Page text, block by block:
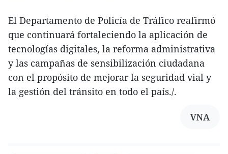
El Departamento de Policía de Tráfico reafirmó
que continuará fortaleciendo la aplicación de
tecnologías digitales, la reforma administrativa
y las campañas de sensibilización ciudadana
con el propósito de mejorar la seguridad vial y
la gestión del tránsito en todo el país./.
VNA